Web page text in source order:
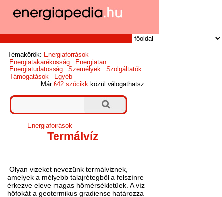
Témakörök: Energiaforrások
Energiatakarékosság
Energiatan
Energiatudatosság
Személyek
Szolgáltatók
Támogatások
Egyéb
Már642 szócikk közül válogathatsz.
Energiaforrások
Termálvíz
Olyan vizeket nevezünk termálvíznek,
amelyek a mélyebb talajrétegből a felszínre
érkezve eleve magas hőmérsékletűek. A víz
hőfokát a geotermikus gradiense határozza